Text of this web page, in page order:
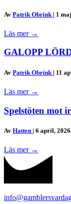
Av Patrik Obrink | 1
Läs mer →
GALOPP
Av Patrik Obrink | 11
Läs mer →
Spelstöten mot
Av Hatten | 6 april, 2026
Läs mer →